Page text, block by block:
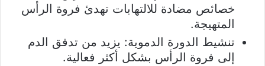
خصائص مضادة للالتهابات تهدئ فروة الرأس
المتهيجة.
تنشيط الدورة الدموية: يزيد من تدفق الدم
إلى فروة الرأس بشكل أكثر فعالية.